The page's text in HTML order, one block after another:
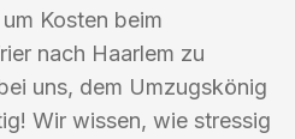
Kosten beim
nach Haarlem zu
uns, dem Umzugskönig
Wir wissen, wie stressig